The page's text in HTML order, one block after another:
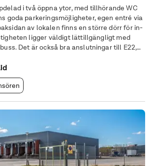
i två öppna ytor, med tillhörande WC
goda parkeringsmöjligheter, egen entré via
av lokalen finns en större dörr för in-
Det är också bra anslutningar till E22,
i Norrköping. Restauranger inom